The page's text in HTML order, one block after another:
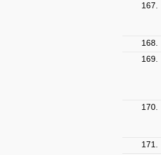
167.
168.
169.
170.
171.